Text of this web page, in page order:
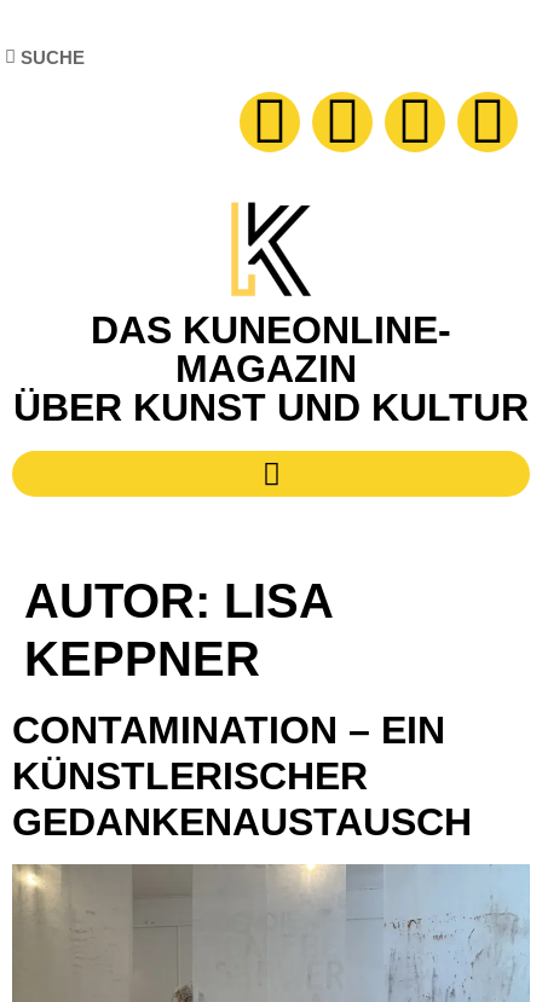
DAS KUNEONLINE-
MAGAZIN
ÜBER KUNST UND KULTUR
AUTOR: LISA
KEPPNER
CONTAMINATION – EIN
KÜNSTLERISCHER
GEDANKENAUSTAUSCH